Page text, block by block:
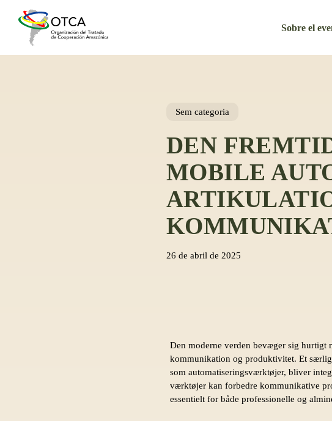
Sobre el
Sem categoria
DEN
MOBILE
26 de abril de 2025
Den moderne verden bevæger sig
kommunikation og produktivitet. Et
som automatiseringsværktøjer, bliver
værktøjer kan forbedre kommunikative
essentielt for både professionelle og